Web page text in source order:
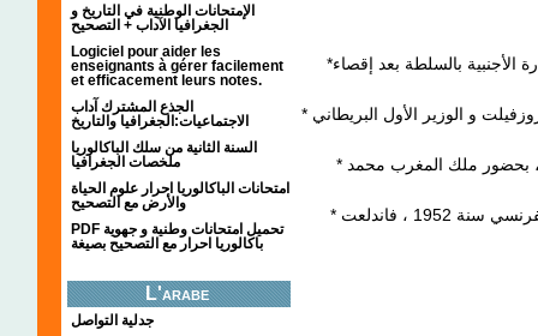
الإمتحانات الوطنية في التاريخ و
الجغرافيا الآداب + التصحيح
Logiciel pour aider les
enseignants à gérer facilement
et efficacement leurs notes.
الجذع المشترك آداب
الاجتماعيات:الجغرافيا والتاريخ
السنة الثانية من سلك الباكالوريا
ملخصات الجغرافيا
امتحانات الباكالوريا احرار علوم الحياة
والأرض مع التصحيح
PDF تحميل امتحانات وطنية و جهوية
باكالوريا احرار مع التصحيح بصيغة
L'arabe
جدلية التواصل
*الحكم المباشر : شكل استعماري قام على انفراد الإدارة الأجنبية بالسلطة بعد إقصاء
* الميثاق الأطلنتي :اتفاقية ثنائية بين الرئيس الأمريكي روزفيلت و الوزير الأول البريطاني
* مؤتمر أنفا : مؤتمر جمع بين الزعيمين السابقي الذكر ، بحضور ملك المغرب محمد
* فرحات حشاد : زعيم نقابي تونسي اغتاله الاستعمار الفرنسي سنة 1952 ، فاندلعت